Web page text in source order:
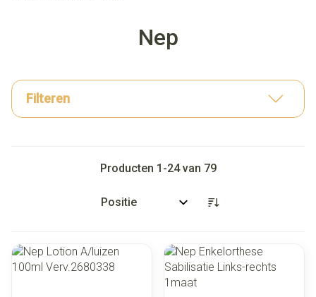
Nep
Filteren
Producten 1 -24van 79
Sorteer op: